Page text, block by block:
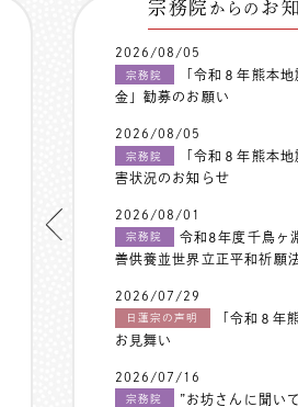
宗務院 からの お
2026/08/05
宗務院
「令和８年熊本
金」勧募のお願い
2026/08/05
宗務院
「令和８年熊本
害状況のお知らせ
2026/08/01
宗務院
令和8年度千鳥ヶ
善供養並世界立正平和祈願
2026/07/29
日蓮宗の声明
「令和８年
お見舞い
2026/07/16
宗務院
”お坊さんに聞い